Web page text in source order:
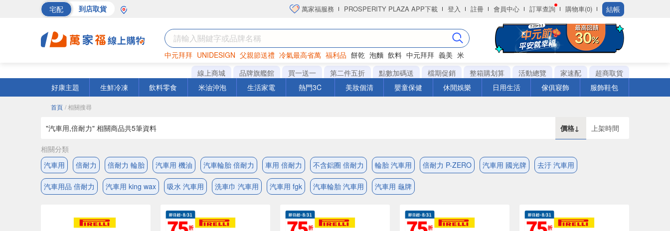
宅配 到店取貨 萬家福服務 PROSPERITY PLAZA APP下載 登入 註冊 會員中心 訂單查詢 購物車(0) 結帳
中元拜拜 UNIDESIGN 父親節送禮 冷氣最高省萬 福利品 餅乾 泡麵 飲料 中元拜拜 義美 米
巧克力 罐頭 衛生紙
線上商城 品牌旗艦館 買一送一 第二件五折 點數加碼送 檔期促銷 整箱購划算 活動總覽 家速配
超商取貨
好康主題
生鮮冷凍 飲料零食 米油沖泡 生活家電 熱門3C 美妝個清 嬰童保健 休閒娛樂 日用生活 傢俱寢飾 服飾鞋包
首頁 / 相關搜尋
"汽車用,倍耐力" 相關商品共5筆資料 價格↓ 上架時間
相關分類
汽車用
倍耐力 倍耐力 輪胎 汽車用 機油 汽車輪胎 倍耐力 車用 倍耐力 不含鋁圈 倍耐力 輪胎 汽車用 倍耐力 P-ZERO 汽車用 國光牌 去汙 汽車用
汽車用品 倍耐力 汽車用 king wax 吸水 汽車用 洗車巾 汽車用 汽車用 fgk 汽車輪胎 汽車用 汽車用 龜牌